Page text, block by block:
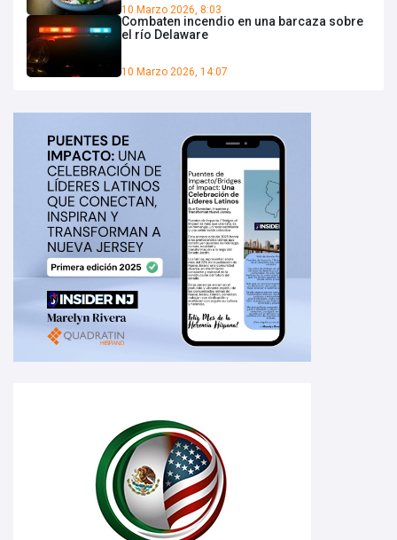
10 Marzo 2026, 8:03
Combaten incendio en una barcaza sobre
el río Delaware
10 Marzo 2026, 14:07